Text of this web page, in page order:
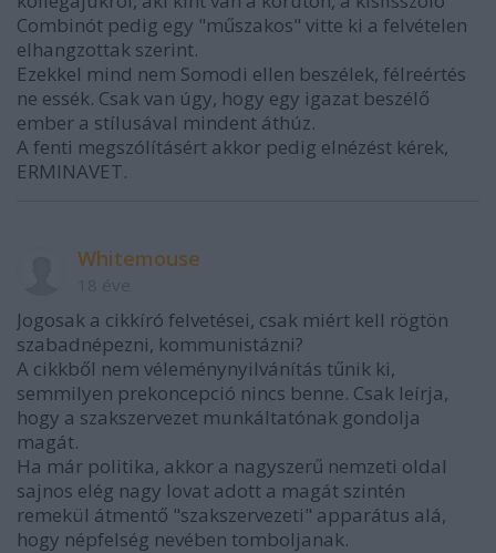
Combinót pedig egy "műszakos" vitte ki a felvételen
elhangzottak szerint.
Ezekkel mind nem Somodi ellen beszélek, félreértés
ne essék. Csak van úgy, hogy egy igazat beszélő
ember a stílusával mindent áthúz.
A fenti megszólításért akkor pedig elnézést kérek,
ERMINAVET.
Whitemouse
Jogosak a cikkíró felvetései, csak miért kell rögtön
szabadnépezni, kommunistázni?
A cikkből nem véleménynyilvánítás tűnik ki,
semmilyen prekoncepció nincs benne. Csak leírja,
hogy a szakszervezet munkáltatónak gondolja
magát.
Ha már politika, akkor a nagyszerű nemzeti oldal
sajnos elég nagy lovat adott a magát szintén
remekül átmentő "szakszervezeti" apparátus alá,
hogy népfelség nevében tomboljanak.